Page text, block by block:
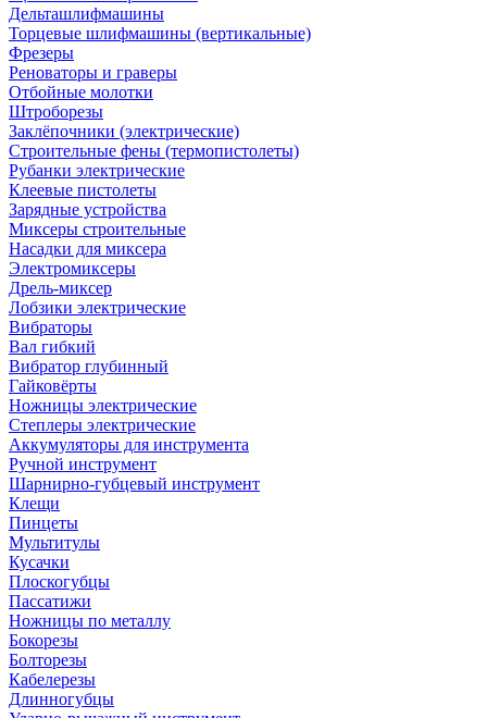
Дельташлифмашины
Торцевые шлифмашины (вертикальные)
Фрезеры
Реноваторы и граверы
Отбойные молотки
Штроборезы
Заклёпочники (электрические)
Строительные фены (термопистолеты)
Рубанки электрические
Клеевые пистолеты
Зарядные устройства
Миксеры строительные
Насадки для миксера
Электромиксеры
Дрель-миксер
Лобзики электрические
Вибраторы
Вал гибкий
Вибратор глубинный
Гайковёрты
Ножницы электрические
Степлеры электрические
Аккумуляторы для инструмента
Ручной инструмент
Шарнирно-губцевый инструмент
Клещи
Пинцеты
Мультитулы
Кусачки
Плоскогубцы
Пассатижи
Ножницы по металлу
Бокорезы
Болторезы
Кабелерезы
Длинногубцы